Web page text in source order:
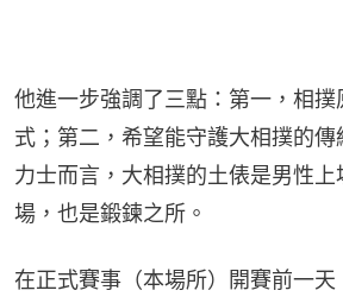
他進一步強調了三點：第一，相
式；第二，希望能守護大相撲的
力士而言，大相撲的土俵是男性
場，也是鍛鍊之所。
在正式賽事（本場所）開賽前一